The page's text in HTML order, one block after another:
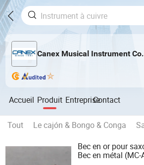
Canex Musical Instrument
Accueil Produit EntrepriseContact
Tout Le cajón & Bongo & Conga
Bec en or pour
Bec en métal (MC-